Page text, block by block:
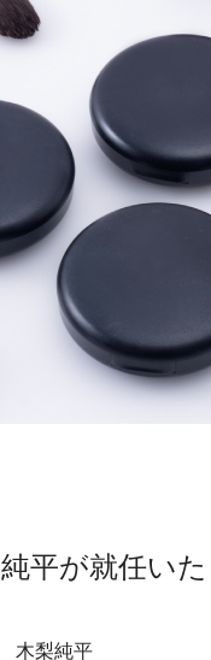
平が就任い
木梨純平